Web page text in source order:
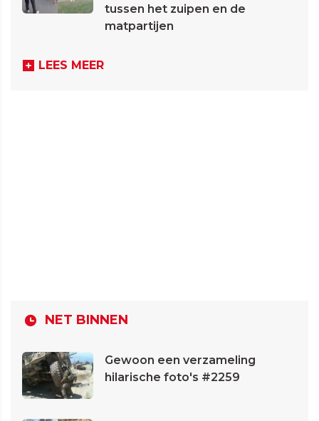
tussen het zuipen en de
matpartijen
LEES MEER
NET BINNEN
Gewoon een verzameling
hilarische foto's #2259